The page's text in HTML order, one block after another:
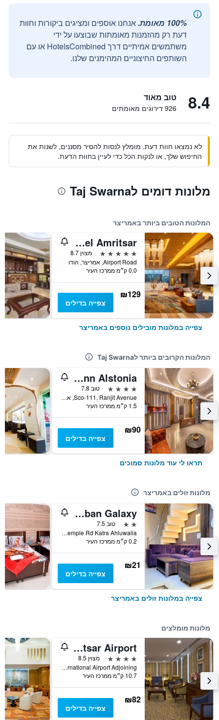
100% מאומת.
אנחנו אוספים ומציגים ביקורות וחוות
דעת רק מהזמנות מאומתות שבוצעו על ידי
משתמשים אמיתיים דרך HotelsCombined או עם
השותפים החיצוניים המהימנים שלנו.
8.4 טוב מאוד
926 דירוגים מאומתים
לא נמצאו חוות דעת. מומלץ לנסות להסיר מסננים, לשנות את
החיפוש שלך, או לנקות הכל כדי לעיין בחוות הדעת.
מלונות דומים לTaj Swarna
המלונות הטובים ביותר באמריצר
Radisson Blu Hotel Amritsar
5 כוכבים
מצוין 8.7
Airport Road, אמריצר, הודו
0.0 ק״מ ממרכז העיר
₪129
צפייה בדילים
צפייה במלונות מובילים נוספים באמריצר
המלונות הקרובים ביותר לTaj Swarna
Comfort Inn Alstonia
4 כוכבים
טוב 7.8
Sco-111, Ranjit Avenue, אמריצר, הודו
1.5 ק״מ ממרכז העיר
₪90
צפייה בדילים
תראו לי עוד מלונות סמוכים
מלונות זולים באמריצר
Urban Square by Urban Galaxy
2 כוכבים
טוב 7.5
Golden Temple Rd Katra Ahluwalia, אמריצר, הודו
0.2 ק״מ ממרכז העיר
₪21
צפייה בדילים
צפייה במלונות זולים באמריצר
מלונות מומלצים
Park Inn by Radisson Amritsar Airport
4 כוכבים
מצוין 8.5
Opposite International Airport Adjoining, אמריצר, הודו
10.7 ק״מ ממרכז העיר
₪82
צפייה בדילים